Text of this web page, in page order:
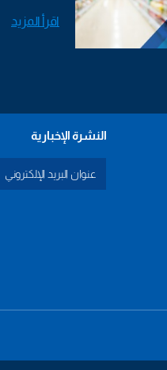
اقرأ المزيد
النشرة الإخبارية